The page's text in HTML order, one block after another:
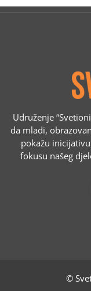
Udruženje
da mladi,
pokažu
fokusu našeg
©